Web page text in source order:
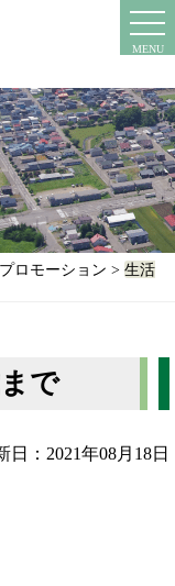
MENU
ロモーション >生活
で
日：2021年08月18日